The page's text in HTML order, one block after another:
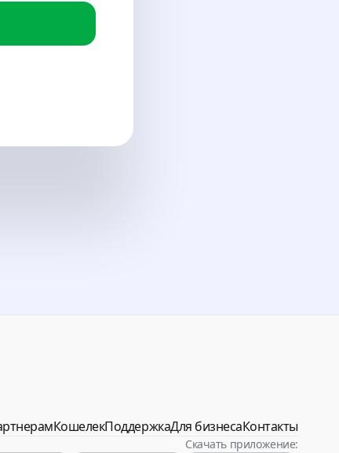
КошелекПоддержкаДля бизнесаКонтакты
Скачать приложение: